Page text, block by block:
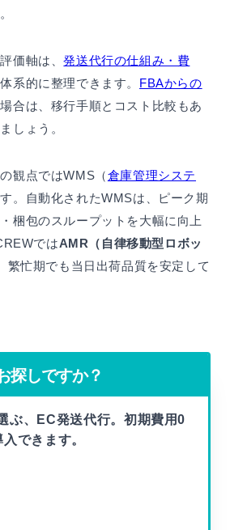
価軸は、発送代行の仕組み・費
系的に整理できます。 FBAからの
合は、移行手順とコスト比較もあ
しょう。
観点ではWMS（倉庫管理システ
。自動化されたWMSは、ピーク期
・梱包のスループットを大幅に向上
ではAMR（自律移動型ロボッ
繁忙期でも当日出荷品質を安定して
探しですか？
ぶ、EC発送代行。初期費用0
できます。